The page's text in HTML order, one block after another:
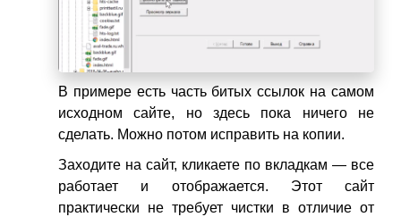
В примере есть часть битых ссылок на самом
исходном сайте, но здесь пока ничего не
сделать. Можно потом исправить на копии.
Заходите на сайт, кликаете по вкладкам — все
работает и отображается. Этот сайт
практически не требует чистки в отличие от